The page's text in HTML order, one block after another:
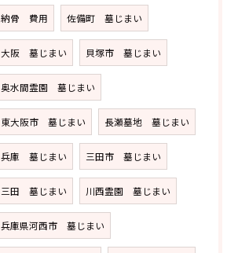
納骨 費用 佐備町 墓じまい
大阪 墓じまい 貝塚市 墓じまい
奥水間霊園 墓じまい
東大阪市 墓じまい 長瀬墓地 墓じまい
兵庫 墓じまい 三田市 墓じまい
三田 墓じまい 川西霊園 墓じまい
兵庫県河西市 墓じまい